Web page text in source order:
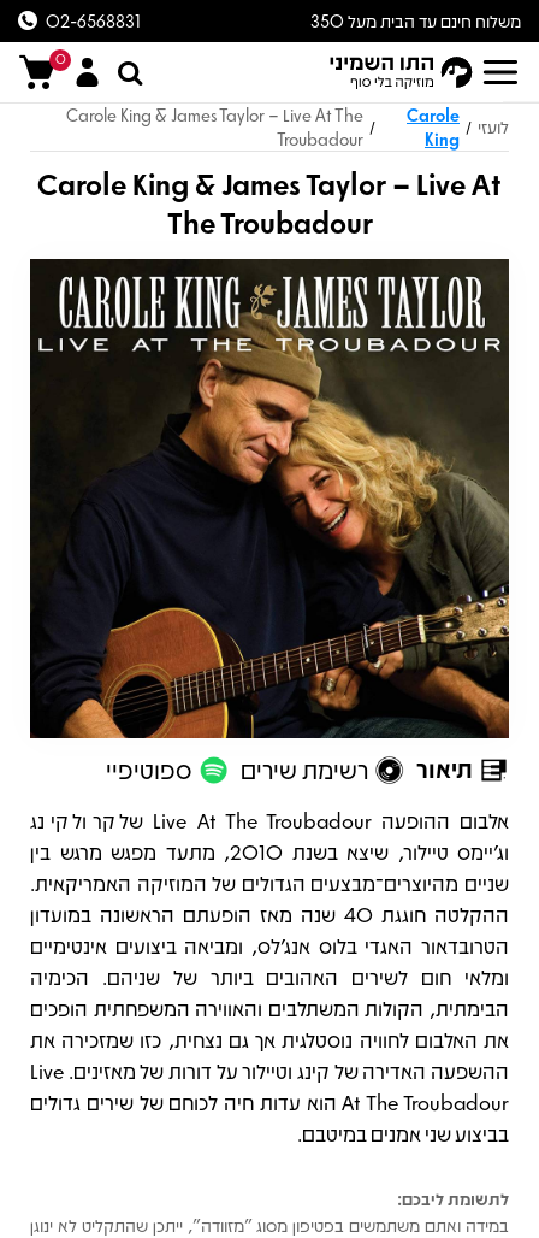
משלוח חינם עד הבית מעל 350
ש״ח
02-6568831
0
לועזי /
Carole
King
/
Carole King & James Taylor – Live At The
Troubadour
Carole King & James Taylor – Live At
The Troubadour
תיאור רשימת שירים ספוטיפיי
תיאור
אלבום ההופעה Live At The Troubadour של קרול קינג
וג’יימס טיילור, שיצא בשנת 2010, מתעד מפגש מרגש בין
שניים מהיוצרים־מבצעים הגדולים של המוזיקה האמריקאית.
ההקלטה חוגגת 40 שנה מאז הופעתם הראשונה במועדון
הטרובדאור האגדי בלוס אנג’לס, ומביאה ביצועים אינטימיים
ומלאי חום לשירים האהובים ביותר של שניהם. הכימיה
הבימתית, הקולות המשתלבים והאווירה המשפחתית הופכים
את האלבום לחוויה נוסטלגית אך גם נצחית, כזו שמזכירה את
ההשפעה האדירה של קינג וטיילור על דורות של מאזינים. Live
At The Troubadour הוא עדות חיה לכוחם של שירים גדולים
בביצוע שני אמנים במיטבם.
לתשומת ליבכם:
במידה ואתם משתמשים בפטיפון מסוג "מזוודה", ייתכן שהתקליט לא ינוגן